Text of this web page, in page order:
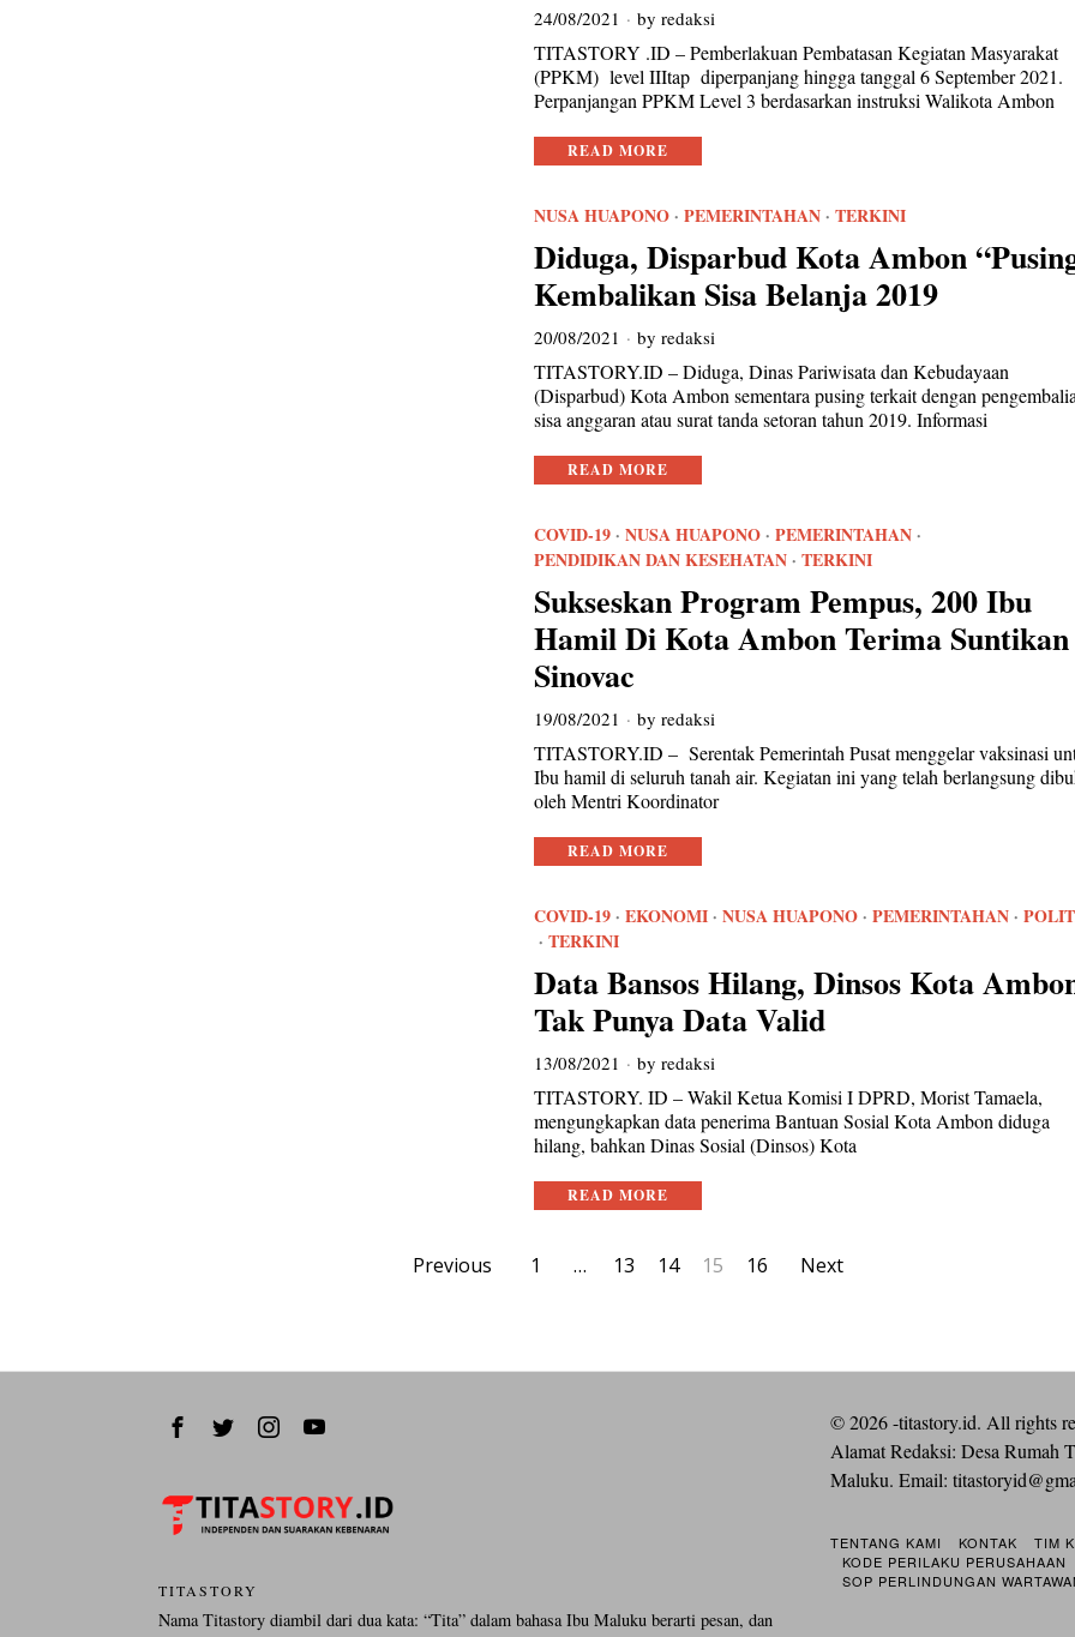
24/08/2021 byredaksi
TITASTORY .ID – Pemberlakuan Pembatasan Kegiatan Masyarakat
(PPKM) level IIItap diperpanjang hingga tanggal 6 September 2021.
Perpanjangan PPKM Level 3 berdasarkan instruksi Walikota Ambon
READ MORE
NUSA HUAPONO· PEMERINTAHAN· TERKINI
Diduga, Disparbud Kota Ambon
Kembalikan Sisa Belanja 2019
20/08/2021 byredaksi
TITASTORY.ID – Diduga, Dinas Pariwisata dan Kebudayaan
(Disparbud) Kota Ambon sementara pusing terkait dengan
sisa anggaran atau surat tanda setoran tahun 2019. Informasi
READ MORE
COVID-19· NUSA HUAPONO· PEMERINTAHAN·
PENDIDIKAN DAN KESEHATAN· TERKINI
Sukseskan Program Pempus, 200 Ibu
Hamil Di Kota Ambon Terima Suntikan
Sinovac
19/08/2021 byredaksi
TITASTORY.ID – Serentak Pemerintah Pusat menggelar vaksinasi
Ibu hamil di seluruh tanah air. Kegiatan ini yang telah berlangsung
oleh Mentri Koordinator
READ MORE
COVID-19· EKONOMI· NUSA HUAPONO· PEMERINTAHAN·
· TERKINI
Data Bansos Hilang, Dinsos Kota
Tak Punya Data Valid
13/08/2021 byredaksi
TITASTORY. ID – Wakil Ketua Komisi I DPRD, Morist Tamaela,
mengungkapkan data penerima Bantuan Sosial Kota Ambon diduga
hilang, bahkan Dinas Sosial (Dinsos) Kota
READ MORE
Previous 1 … 13 14 15 16 Next
TITASTORY
Nama Titastory diambil dari dua kata: “Tita” dalam bahasa Ibu Maluku berarti pesan, dan
©2026-titastory.id. All rights
Alamat Redaksi: Desa Rumah
Maluku. Email:
TENTANG KAMI KONTAK TIM
KODE PERILAKU PERUSAHAAN
SOP PERLINDUNGAN